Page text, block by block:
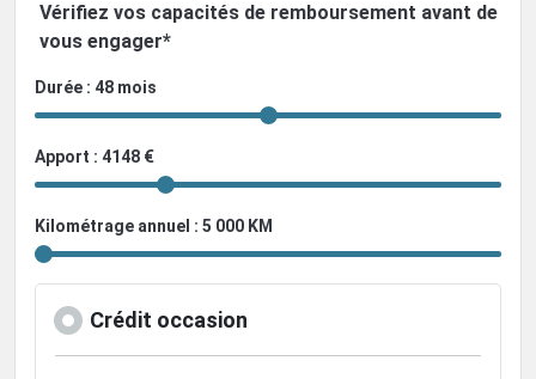
Vérifiez vos capacités de remboursement avant de
vous engager*
Durée : 48 mois
Apport : 4148 €
Kilométrage annuel : 5 000 KM
Crédit occasion